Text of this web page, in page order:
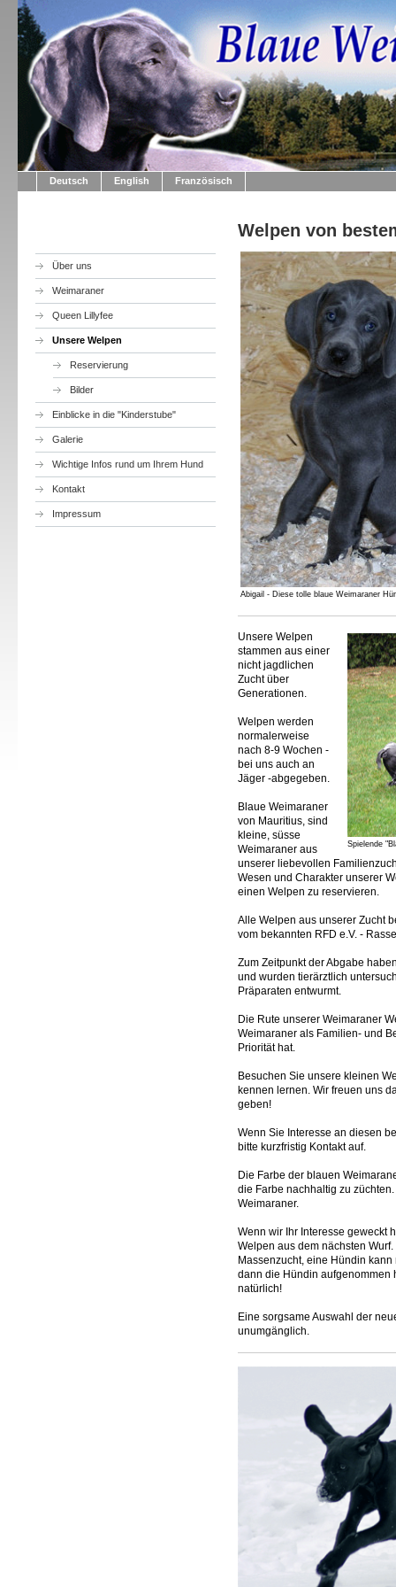
Deutsch English Französisch
Über uns
Weimaraner
Queen Lillyfee
Unsere Welpen
Reservierung
Bilder
Einblicke in die "Kinderstube"
Galerie
Wichtige Infos rund um Ihrem Hund
Kontakt
Impressum
Welpen von
Abigail - Diese tolle blaue Weimaraner
Spielende
Unsere Welpen
stammen aus einer
nicht jagdlichen
Zucht über
Generationen.
Welpen werden
normalerweise
nach 8-9 Wochen -
bei uns auch an
Jäger -abgegeben.
Blaue Weimaraner
von Mauritius, sind
kleine, süsse
Weimaraner aus
unserer liebevollen
Wesen und Charakter unserer
einen Welpen zu reservieren.
Alle Welpen aus unserer Zucht
vom bekannten RFD e.V. -
Zum Zeitpunkt der Abgabe
und wurden tierärztlich
Präparaten entwurmt.
Die Rute unserer Weimaraner
Weimaraner als Familien- und
Priorität hat.
Besuchen Sie unsere kleinen
kennen lernen. Wir freuen uns
geben!
Wenn Sie Interesse an diesen
bitte kurzfristig Kontakt auf.
Die Farbe der blauen
die Farbe nachhaltig zu
Weimaraner.
Wenn wir Ihr Interesse geweckt
Welpen aus dem nächsten
Massenzucht, eine Hündin
dann die Hündin aufgenommen
natürlich!
Eine sorgsame Auswahl der
unumgänglich.